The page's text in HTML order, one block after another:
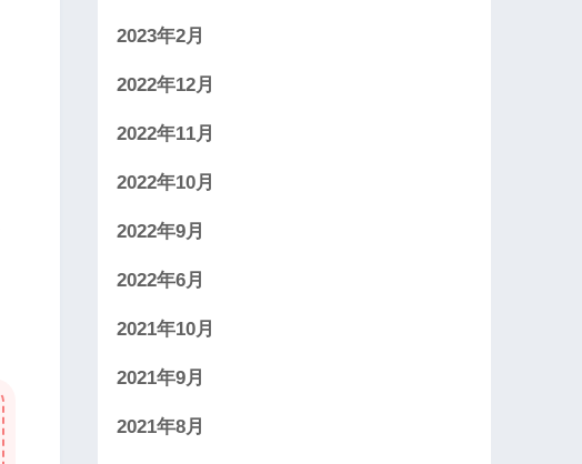
2023年2月
2022年12月
2022年11月
2022年10月
2022年9月
2022年6月
2021年10月
2021年9月
2021年8月